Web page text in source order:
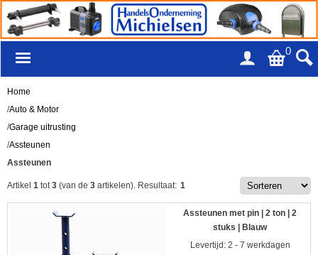
0
Home
/Auto & Motor
/Garage uitrusting
/Assteunen
Assteunen
Artikel 1 tot 3 (van de 3 artikelen). Resultaat: 1
Assteunen met pin | 2 ton | 2
stuks | Blauw
Levertijd: 2 - 7 werkdagen